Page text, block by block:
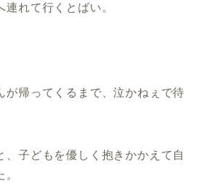
れて行くとばい。
が帰ってくるまで、泣かねぇで待
、子どもを優しく抱きかかえて自